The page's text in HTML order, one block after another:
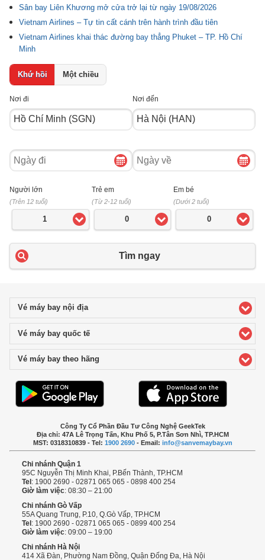
Sân bay Liên Khương mở cửa trở lại từ ngày 19/08/2026
Vietnam Airlines – Tự tin cất cánh trên hành trình đầu tiên
Vietnam Airlines khai thác đường bay thẳng Phuket – TP. Hồ Chí
Minh
Khứ hồi Một chiều
Nơi đi Nơi đến
Ngày
đi
Ngày
về
Người lớn
(Trên 12 tuổi)
1
Trẻ em
(Từ 2-12 tuổi)
0
Em bé
(Dưới 2 tuổi)
0
Tìm ngay
Vé máy bay nội địaclick to expand contents
Vé máy bay quốc tếclick to expand contents
Vé máy bay theo hãng
Công Ty Cổ Phần Đầu Tư Công Nghệ GeekTek
Địa chỉ: 47A Lê Trọng Tấn, Khu Phố 5, P.Tân Sơn Nhì, TP.HCM
MST: 0318310839 - Tel: 1900 2690- Email: info@sanvemaybay.vn
Chi nhánh Quận 1
95C Nguyễn Thị Minh Khai, P.Bến Thành, TP.HCM
Tel : 1900 2690 - 02871 065 065 - 0898 400 254
Giờ làm việc: 08:30 – 21:00
Chi nhánh Gò Vấp
55A Quang Trung, P.10, Q.Gò Vấp, TP.HCM
Tel : 1900 2690 - 02871 065 065 - 0899 400 254
Giờ làm việc: 09:00 – 19:00
Chi nhánh Hà Nội
414 Xã Đàn, Phường Nam Đồng, Quận Đống Đa, Hà Nội